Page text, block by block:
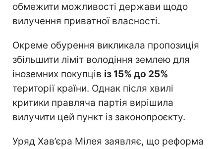
обмежити можливості держави щодо
вилучення приватної власності.
Окреме обурення викликала пропозиція
збільшити ліміт володіння землею для
іноземних покупців із 15% до 25%
території країни. Однак після хвилі
критики правляча партія вирішила
вилучити цей пункт із законопроєкту.
Уряд Хав’єра Мілея заявляє, що реформа